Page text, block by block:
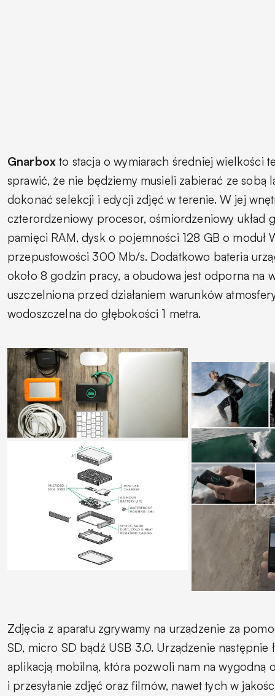
Gnarbox to stacja o wymiarach średniej wielkości
sprawić, że nie będziemy musieli zabierać ze sobą
dokonać selekcji i edycji zdjęć w terenie. W jej
czterordzeniowy procesor, ośmiordzeniowy układ
pamięci RAM, dysk o pojemności 128 GB o moduł
przepustowości 300 Mb/s. Dodatkowo bateria
około 8 godzin pracy, a obudowa jest odporna na
uszczelniona przed działaniem warunków
wodoszczelna do głębokości 1 metra.
Zdjęcia z aparatu zgrywamy na urządzenie za
SD, micro SD bądź USB 3.0. Urządzenie następnie
aplikacją mobilną, która pozwoli nam na wygodną
i przesyłanie zdjęć oraz filmów, nawet tych w